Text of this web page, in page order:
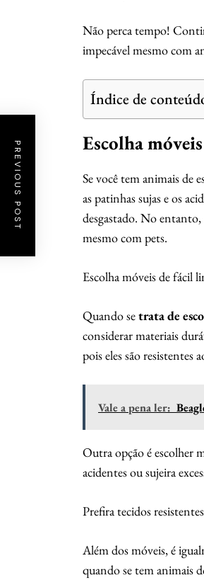
Não perca tempo!
impecável mesmo com
Índice de
Escolha
Se você tem animais de
as patinhas sujas e os
desgastado. No entanto,
mesmo com pets.
Escolha móveis de fácil
Quando setrata de
considerar materiais
pois eles são resistentes
Vale a pena ler:
Outra opção é escolher
acidentes ou sujeira
Prefira tecidos resistentes
Além dos móveis, é
quando se tem animais
PREVIOUS POST